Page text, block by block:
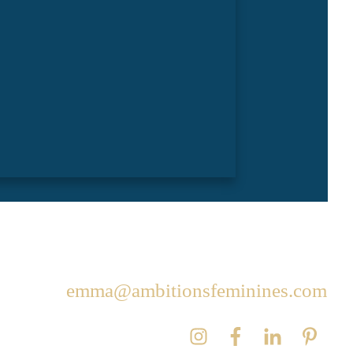
emma@ambitionsfeminines.com